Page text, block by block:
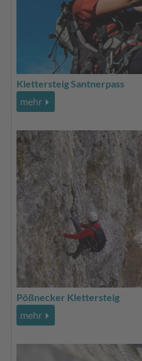
Klettersteig Santnerpass
mehr
Pößnecker Klettersteig
mehr